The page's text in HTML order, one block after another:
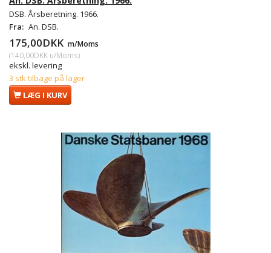
DSB. Årsberetning. 1966.
Fra: An. DSB.
175,00DKK m/Moms
(140,00DKK u/Moms)
ekskl. levering
3 stk tilbage på lager
LÆG I KURV